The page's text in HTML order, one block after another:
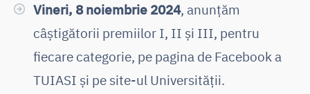
Vineri, 8 noiembrie 2024, anunțăm
câștigătorii premiilor I, II și III, pentru
fiecare categorie, pe pagina de Facebook a
TUIASI și pe site-ul Universității.